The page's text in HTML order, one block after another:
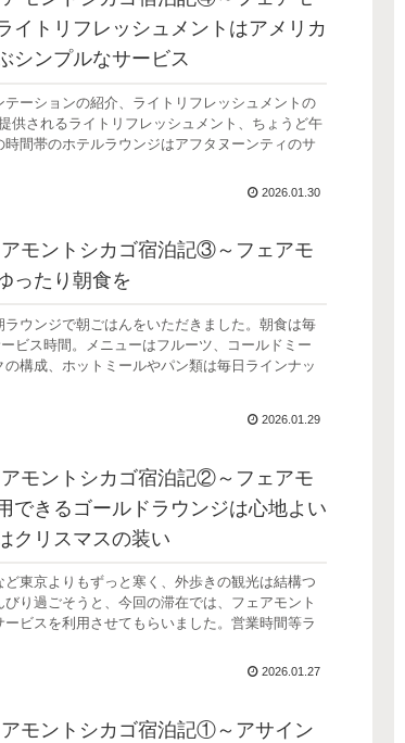
イトリフレッシュメントはアメリカ
シンプルなサービス
ーションの紹介、ライトリフレッシュメントの
供されるライトリフレッシュメント、ちょうど午
間帯のホテルラウンジはアフタヌーンティのサ
2026.01.30
アモントシカゴ宿泊記③～フェアモ
ったり朝食を
ウンジで朝ごはんをいただきました。朝食は毎
ビス時間。メニューはフルーツ、コールドミー
構成、ホットミールやパン類は毎日ラインナッ
2026.01.29
アモントシカゴ宿泊記②～フェアモ
できるゴールドラウンジは心地よい
クリスマスの装い
東京よりもずっと寒く、外歩きの観光は結構つ
り過ごそうと、今回の滞在では、フェアモント
ビスを利用させてもらいました。営業時間等ラ
2026.01.27
アモントシカゴ宿泊記①～アサイン